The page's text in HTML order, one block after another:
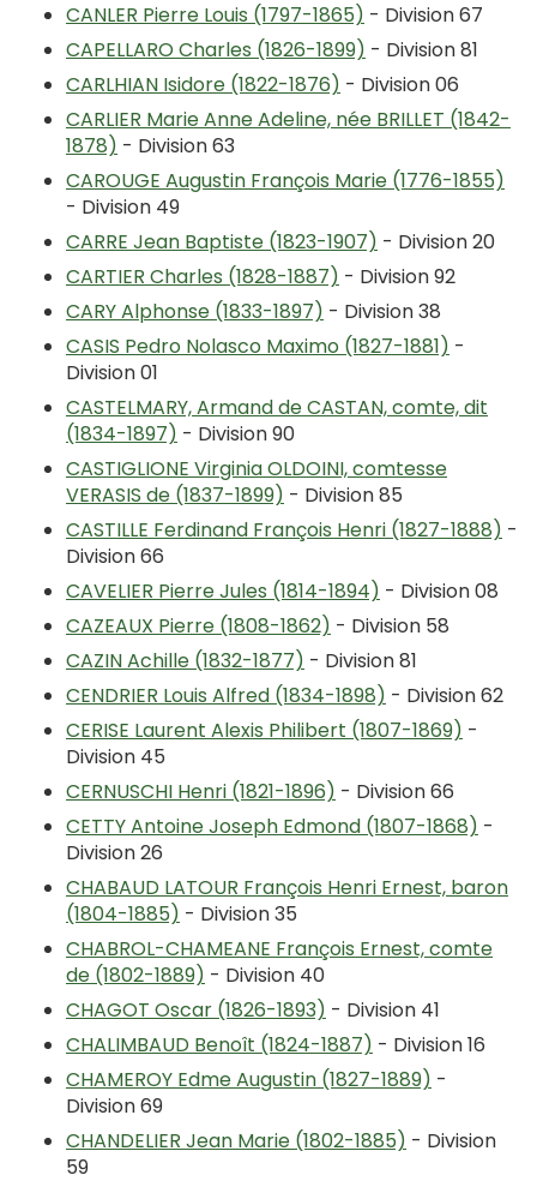
CANLER Pierre Louis (1797-1865) - Division 67
CAPELLARO Charles (1826-1899) - Division 81
CARLHIAN Isidore (1822-1876) - Division 06
CARLIER Marie Anne Adeline, née BRILLET (1842-
1878) - Division 63
CAROUGE Augustin François Marie (1776-1855)
- Division 49
CARRE Jean Baptiste (1823-1907) - Division 20
CARTIER Charles (1828-1887) - Division 92
CARY Alphonse (1833-1897) - Division 38
CASIS Pedro Nolasco Maximo (1827-1881) -
Division 01
CASTELMARY, Armand de CASTAN, comte, dit
(1834-1897) - Division 90
CASTIGLIONE Virginia OLDOINI, comtesse
VERASIS de (1837-1899) - Division 85
CASTILLE Ferdinand François Henri (1827-1888) -
Division 66
CAVELIER Pierre Jules (1814-1894) - Division 08
CAZEAUX Pierre (1808-1862) - Division 58
CAZIN Achille (1832-1877) - Division 81
CENDRIER Louis Alfred (1834-1898) - Division 62
CERISE Laurent Alexis Philibert (1807-1869) -
Division 45
CERNUSCHI Henri (1821-1896) - Division 66
CETTY Antoine Joseph Edmond (1807-1868) -
Division 26
CHABAUD LATOUR François Henri Ernest, baron
(1804-1885) - Division 35
CHABROL-CHAMEANE François Ernest, comte
de (1802-1889) - Division 40
CHAGOT Oscar (1826-1893) - Division 41
CHALIMBAUD Benoît (1824-1887) - Division 16
CHAMEROY Edme Augustin (1827-1889) -
Division 69
CHANDELIER Jean Marie (1802-1885) - Division
59